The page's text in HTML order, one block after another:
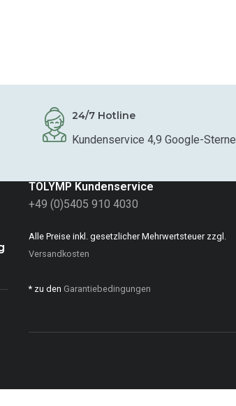
24/7 Hotline
Kundenservice 4,9 Google-Sterne
TOLYMP Kundenservice
+49 (0)5405 910 4030
Alle Preise inkl. gesetzlicher Mehrwertsteuer zzgl.
Versandkosten
* zu den Garantiebedingungen